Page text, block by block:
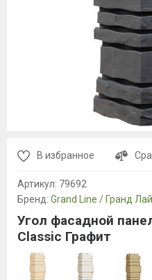
В избранное
Артикул: 79692
Бренд: Grand Line / Гранд
Угол фасадной
Classic Графит